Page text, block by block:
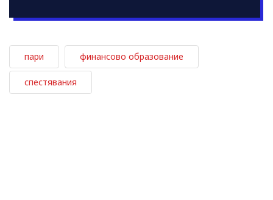
пари финансово образование
спестявания